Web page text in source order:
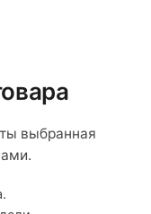
выбранная